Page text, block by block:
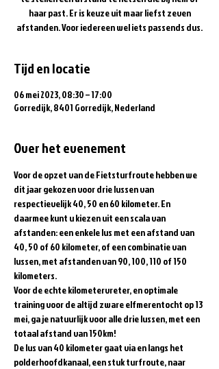
haar past. Er is keuze uit maar liefst zeven
afstanden. Voor iedereen wel iets passends dus.
Tijd en locatie
06 mei 2023, 08:30 – 17:00
Gorredijk, 8401 Gorredijk, Nederland
Over het evenement
Voor de opzet van de Fietsturfroute hebben we
dit jaar gekozen voor drie lussen van
respectievelijk 40, 50 en 60 kilometer. En
daarmee kunt u kiezen uit een scala van
afstanden: een enkele lus met een afstand van
40, 50 of 60 kilometer, of een combinatie van
lussen, met afstanden van 90, 100, 110 of 150
kilometers.
Voor de echte kilometervreter, en optimale
training voor de altijd zware elfmerentocht op 13
mei, ga je natuurlijk voor alle drie lussen, met een
totaal afstand van 150km!
De lus van 40 kilometer gaat via en langs het
polderhoofdkanaal, een stuk turfroute, naar